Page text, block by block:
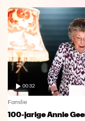
00:32
Familie
100-jarige Annie